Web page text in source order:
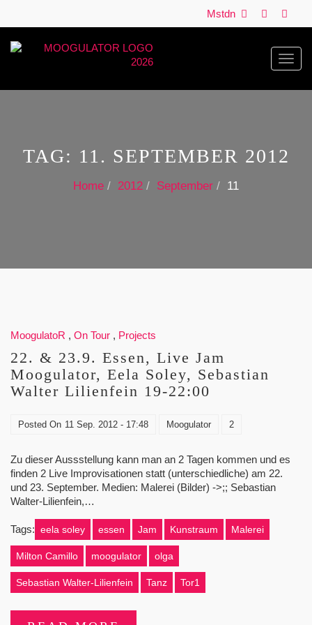
Mstdn
TAG: 11. SEPTEMBER 2012
Home 2012 September 11
MoogulatoR , On Tour , Projects
22. & 23.9. Essen, Live Jam
Moogulator, Eela Soley, Sebastian
Walter Lilienfein 19-22:00
Posted On 11 Sep. 2012 - 17:48 Moogulator 2
Zu dieser Aussstellung kann man an 2 Tagen kommen und es
finden 2 Live Improvisationen statt (unterschiedliche) am 22.
und 23. September. Medien: Malerei (Bilder) ->;; Sebastian
Walter-Lilienfein,…
Tags: eela soley essen Jam Kunstraum Malerei
Milton Camillo moogulator olga
Sebastian Walter-Lilienfein Tanz Tor1